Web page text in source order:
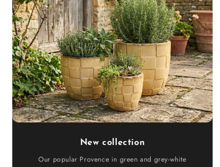
New collection
Our popular Provence in green and grey-white